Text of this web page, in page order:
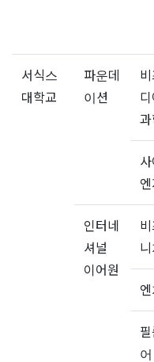
서식스
대학교
파운데
이션
인터네
셔널
이어원
어